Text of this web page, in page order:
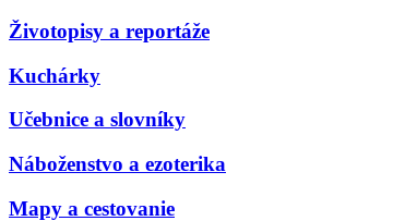
Životopisy a reportáže
Kuchárky
Učebnice a slovníky
Náboženstvo a ezoterika
Mapy a cestovanie